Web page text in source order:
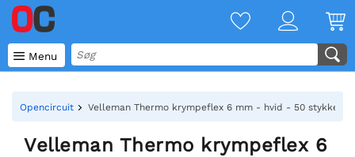
 Menu
Opencircuit Velleman Thermo krympeflex 6 mm - hvid - 50 stykker
Velleman Thermo krympeflex 6